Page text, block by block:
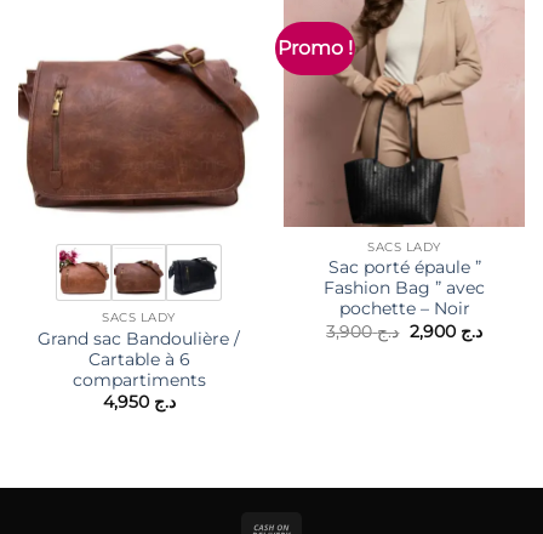
SACS LADY
Grand sac Bandoulière /
Cartable à 6
compartiments
د.ج 4,950
Promo !
SACS LADY
Sac porté épaule ”
Fashion Bag ” avec
pochette – Noir
د.ج3,900
Le
prix
د.ج 2,900
Le